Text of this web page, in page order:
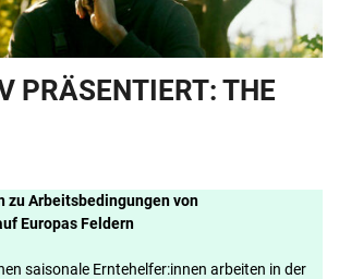
PRÄSENTIERT: THE
zu Arbeitsbedingungen von
Europas Feldern
saisonale Erntehelfer:innen arbeiten in der